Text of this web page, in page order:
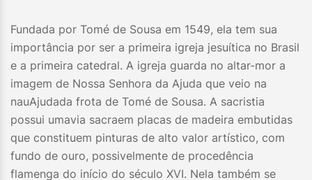
Fundada por Tomé de Sousa em 1549, ela tem sua
importância por ser a primeira igreja jesuítica no Brasil
e a primeira catedral. A igreja guarda no altar-mor a
imagem de Nossa Senhora da Ajuda que veio na
nauAjudada frota de Tomé de Sousa. A sacristia
possui umavia sacraem placas de madeira embutidas
que constituem pinturas de alto valor artístico, com
fundo de ouro, possivelmente de procedência
flamenga do início do século XVI. Nela também se